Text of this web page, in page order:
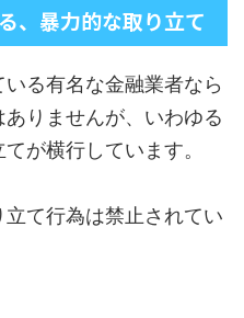
、暴力的な取り立て
る有名な金融業者なら
りませんが、いわゆる
が横行しています。
て行為は禁止されてい